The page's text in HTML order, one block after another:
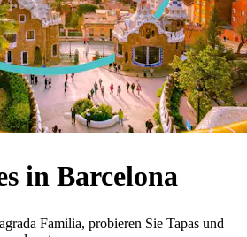
in Barcelona
Familia, probieren Sie Tapas und